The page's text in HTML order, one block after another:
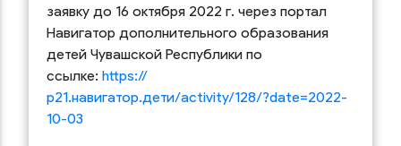
заявку до 16 октября 2022 г. через портал
Навигатор дополнительного образования
детей Чувашской Республики по
ссылке: https://
р21.навигатор.дети/activity/128/?date=2022-
10-03